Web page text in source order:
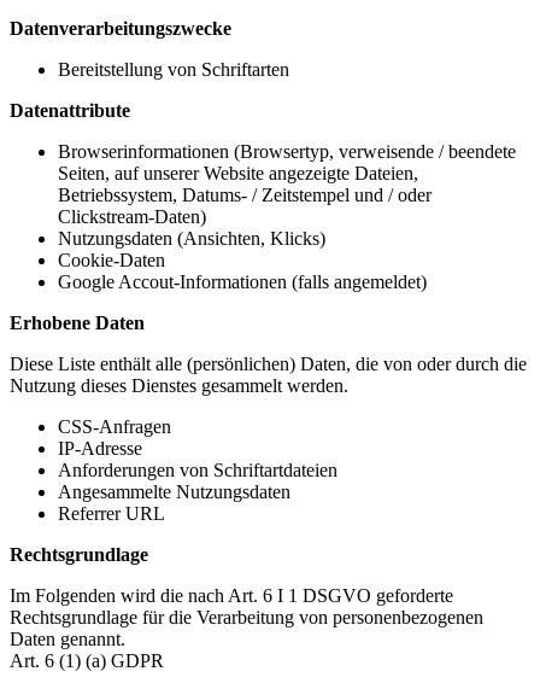
Datenverarbeitungszwecke
Bereitstellung von Schriftarten
Datenattribute
Browserinformationen (Browsertyp, verweisende / beendete
Seiten, auf unserer Website angezeigte Dateien,
Betriebssystem, Datums- / Zeitstempel und / oder
Clickstream-Daten)
Nutzungsdaten (Ansichten, Klicks)
Cookie-Daten
Google Accout-Informationen (falls angemeldet)
Erhobene Daten
Diese Liste enthält alle (persönlichen) Daten, die von oder durch die
Nutzung dieses Dienstes gesammelt werden.
CSS-Anfragen
IP-Adresse
Anforderungen von Schriftartdateien
Angesammelte Nutzungsdaten
Referrer URL
Rechtsgrundlage
Im Folgenden wird die nach Art. 6 I 1 DSGVO geforderte
Rechtsgrundlage für die Verarbeitung von personenbezogenen
Daten genannt.
Art. 6 (1) (a) GDPR